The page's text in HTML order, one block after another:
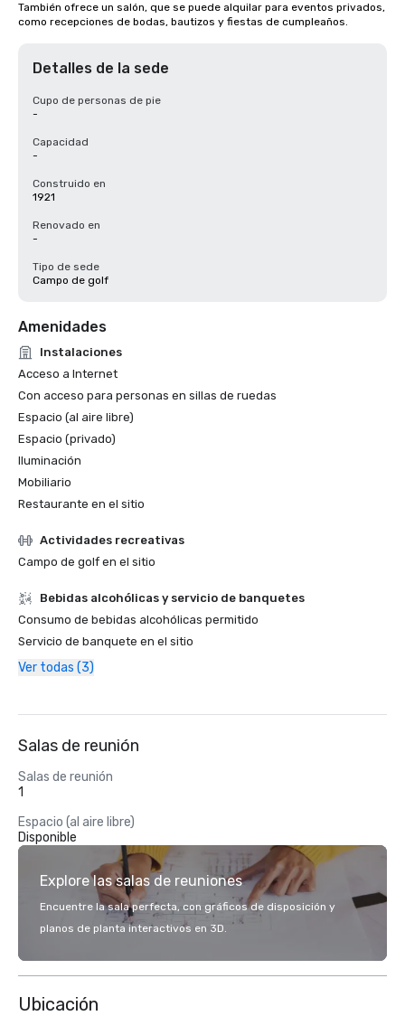
También ofrece un salón, que se puede alquilar para eventos privados,
como recepciones de bodas, bautizos y fiestas de cumpleaños.
Detalles de la sede
Cupo de personas de pie
-
Capacidad
-
Construido en
1921
Renovado en
-
Tipo de sede
Campo de golf
Amenidades
Instalaciones
Acceso a Internet
Con acceso para personas en sillas de ruedas
Espacio (al aire libre)
Espacio (privado)
Iluminación
Mobiliario
Restaurante en el sitio
Actividades recreativas
Campo de golf en el sitio
Bebidas alcohólicas y servicio de banquetes
Consumo de bebidas alcohólicas permitido
Servicio de banquete en el sitio
Ver todas (3)
Salas de reunión
Salas de reunión
1
Espacio (al aire libre)
Disponible
Explore las salas de reuniones
Encuentre la sala perfecta, con gráficos de disposición y
planos de planta interactivos en 3D.
Ubicación